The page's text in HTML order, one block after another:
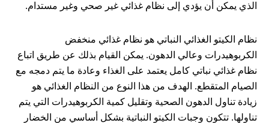
الذي يمكن أن يؤدي إلى نظام غذائي غير صحي وغير مستدام.
نظام الكيتو الغذائي النباتي هو نظام غذائي منخفض
الكربوهيدرات وعالي الدهون. يمكن القيام بذلك عن طريق اتباع
نظام غذائي نباتي كامل يعتمد على الغذاء وعادة ما يتم دمجه مع
الصيام المتقطع. الهدف من هذا النوع من النظام الغذائي هو
زيادة تناول الدهون الصحية وتقليل كمية الكربوهيدرات التي يتم
تناولها. تتكون وجبات الكيتو النباتية بشكل أساسي من الخضار